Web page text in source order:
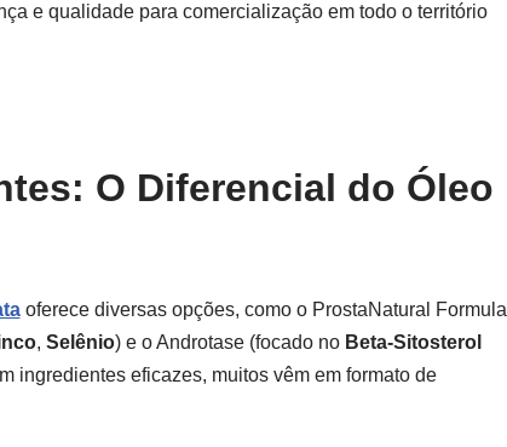
e qualidade para comercialização em todo o território
O Diferencial do Óleo
oferece diversas opções, como o ProstaNatural Formula
, Selênio) e o Androtase (focado no Beta-Sitosterol
ingredientes eficazes, muitos vêm em formato de